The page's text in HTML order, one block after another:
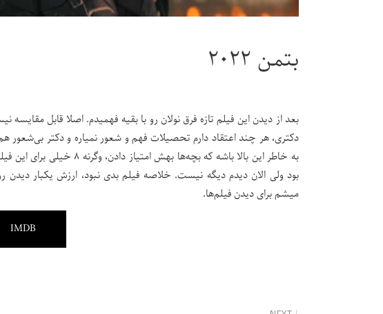
بتمن ۲۰۲۲
بعد از دیدن این فیلم تازه فرق نولان رو با بقیه فهمیدم. اصلا قابل
دکتری، هر چند اعتقاد دارم تحصیلات فهم و شعور نمیاره و دکتر
بود ولی الان دیدم دیگه نیست. خلاصه فیلم بدی نبود، ارزش یکبار
میشم برای دیدن فیلم‌ها.
IMDB